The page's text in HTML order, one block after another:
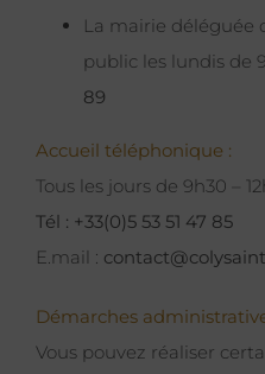
La mairie déléguée
public les lundis de
89
Accueil téléphonique :
Tous les jours de 9h30 –
Tél : +33(0)5 53 51 47 85
E.mail :
Démarches
Vous pouvez réaliser